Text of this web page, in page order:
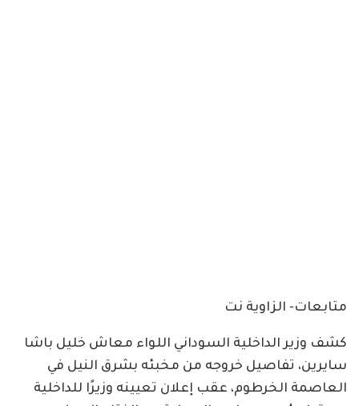
متابعات- الزاوية نت
كشف وزير الداخلية السوداني اللواء معاش خليل باشا
سايرين، تفاصيل خروجه من مخبئه بشرق النيل في
العاصمة الخرطوم، عقب إعلان تعيينه وزيرًا للداخلية